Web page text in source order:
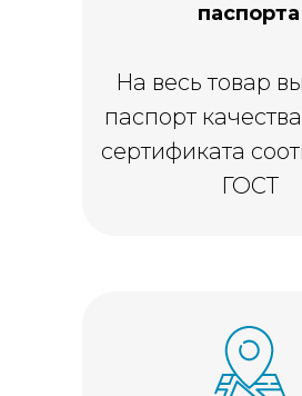
паспорта
На весь товар
паспорт
сертификата
ГОСТ